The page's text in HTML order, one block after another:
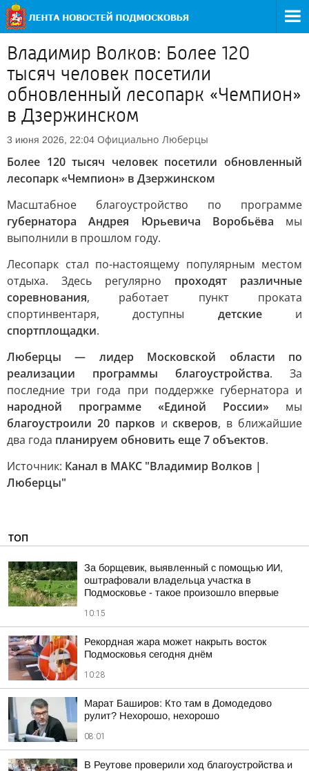
Владимир Волков: Более 120
тысяч человек посетили
обновленный лесопарк «Чемпион»
в Дзержинском
3 июня 2026, 22:04 Официально Люберцы
Более 120 тысяч человек посетили обновленный
лесопарк «Чемпион» в Дзержинском
Масштабное благоустройство по программе
губернатора Андрея Юрьевича Воробьёва мы
выполнили в прошлом году.
Лесопарк стал по-настоящему популярным местом
отдыха. Здесь регулярно проходят различные
соревнования, работает пункт проката
спортинвентаря, доступны детскиеи
спортплощадки.
Люберцы — лидер Московской области по
реализации программы благоустройства. За
последние три года при поддержке губернатора и
народной программе «Единой России» мы
благоустроили 20 парков и скверов, в ближайшие
два года планируем обновить еще 7 объектов.
Источник: Канал в МАКС "Владимир Волков |
Люберцы"
ТОП
За борщевик, выявленный с помощью ИИ,
оштрафовали владельца участка в
Подмосковье - такое произошло впервые
10:15
Рекордная жара может накрыть восток
Подмосковья сегодня днём
10:28
Марат Баширов: Кто там в Домодедово
рулит? Нехорошо, нехорошо
08:01
В Реутове проверили ход благоустройства и